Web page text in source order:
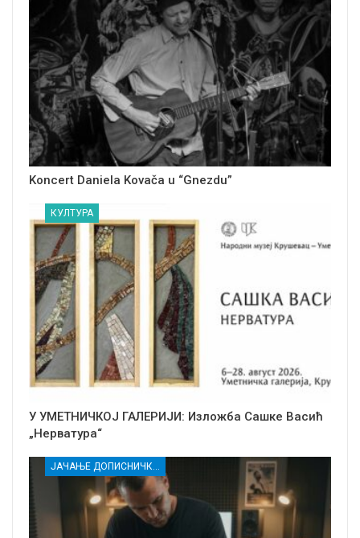
Koncert Daniela Kovača u “Gnezdu”
КУЛТУРА
У УМЕТНИЧКОЈ ГАЛЕРИЈИ: Изложба Сашке Васић
„Нерватура“